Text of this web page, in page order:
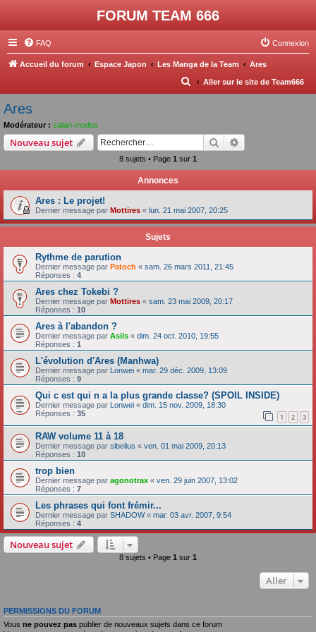
FORUM TEAM 666
FAQ Connexion
Accueil du forum Espace Japon Les Manga de la Team Ares
Aller sur le site de Team666
R
e
Ares
Modérateur : satan-modos
Nouveau sujet Rechercher
8 sujets • Page 1 sur 1
Annonces
Ares : Le projet!
Dernier message par Mottires « lun. 21 mai 2007, 20:25
Sujets
Rythme de parution
Dernier message par Patoch « sam. 26 mars 2011, 21:45
Réponses : 4
Ares chez Tokebi ?
Dernier message par Mottires « sam. 23 mai 2009, 20:17
Réponses : 10
Ares à l'abandon ?
Dernier message par Asils « dim. 24 oct. 2010, 19:55
Réponses : 1
L'évolution d'Ares (Manhwa)
Dernier message par Lonwei « mar. 29 déc. 2009, 13:09
Réponses : 9
Qui c est qui n a la plus grande classe? (SPOIL INSIDE)
Dernier message par Lonwei « dim. 15 nov. 2009, 18:30
Réponses : 35 1 2 3
RAW volume 11 à 18
Dernier message par sibelius « ven. 01 mai 2009, 20:13
Réponses : 10
trop bien
Dernier message par agonotrax « ven. 29 juin 2007, 13:02
Réponses : 7
Les phrases qui font frémir...
Dernier message par SHADOW« mar. 03 avr. 2007, 9:54
Réponses : 4
Nouveau sujet
8 sujets • Page 1 sur 1
Aller
PERMISSIONS DU FORUM
Vous ne pouvez pas publier de nouveaux sujets dans ce forum